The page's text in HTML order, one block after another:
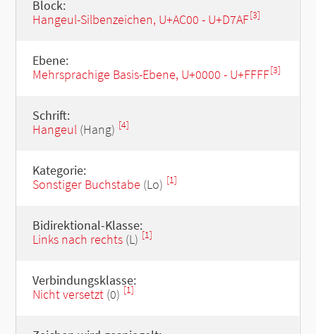
Block:
Hangeul-Silbenzeichen, U+AC00 - U+D7AF[3]
Ebene:
Mehrsprachige Basis-Ebene, U+0000 - U+FFFF[3]
Schrift:
Hangeul(Hang) [4]
Kategorie:
Sonstiger Buchstabe (Lo) [1]
Bidirektional-Klasse:
Links nach rechts(L) [1]
Verbindungsklasse:
Nicht versetzt(0) [1]